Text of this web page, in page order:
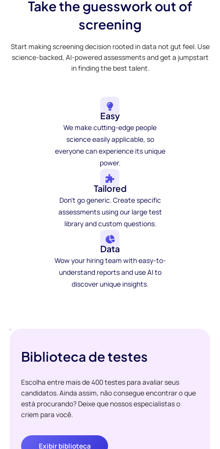
Take the guesswork out of
screening
Start making screening decision rooted in data not gut feel. Use
science-backed, AI-powered assessments and get a jumpstart
in finding the best talent.
Easy
We make cutting-edge people
science easily applicable, so
everyone can experience its unique
power.
Tailored
Don't go generic. Create specific
assessments using our large test
library and custom questions.
Data
Wow your hiring team with easy-to-
understand reports and use AI to
discover unique insights.
Biblioteca de testes
Escolha entre mais de 400 testes para avaliar seus
candidatos. Ainda assim, não consegue encontrar o que
está procurando? Deixe que nossos especialistas o
criem para você.
Exibir biblioteca